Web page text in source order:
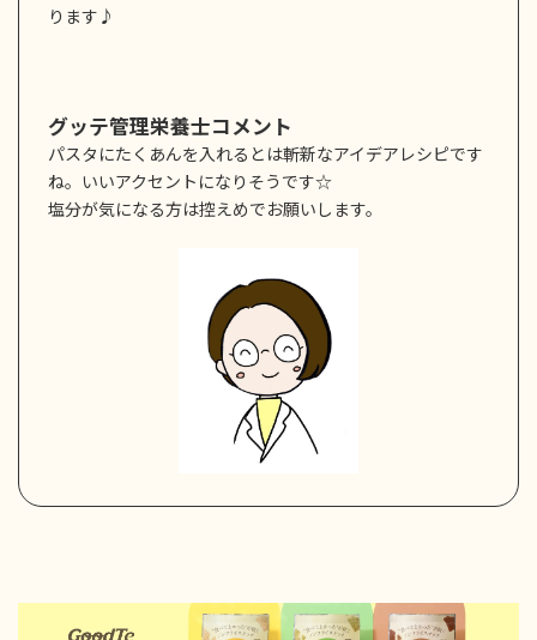
ります♪
グッテ管理栄養士コメント
パスタにたくあんを入れるとは斬新なアイデアレシピです
ね。いいアクセントになりそうです☆
塩分が気になる方は控えめでお願いします。